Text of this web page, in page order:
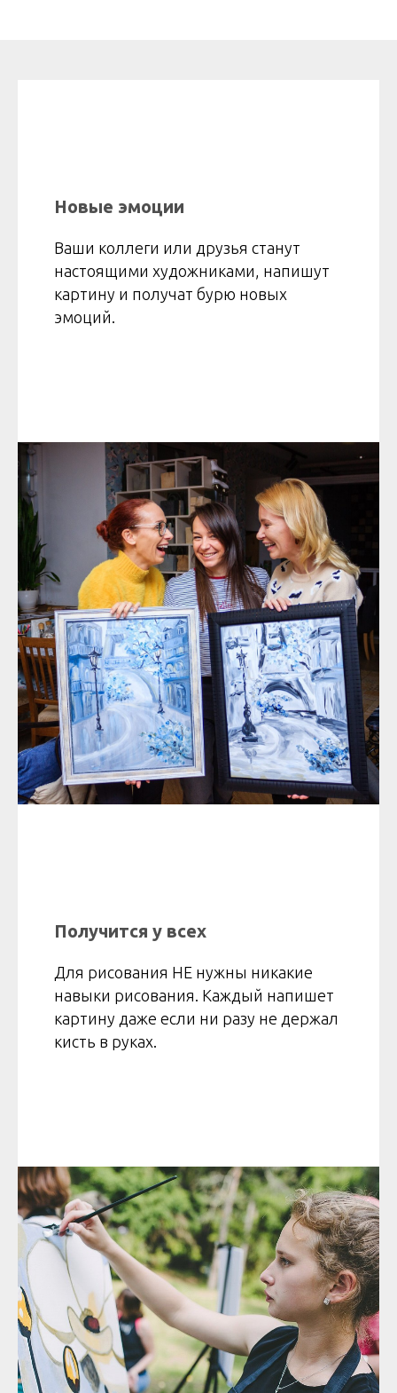
Новые эмоции
Ваши коллеги или друзья станут
настоящими художниками, напишут
картину и получат бурю новых
эмоций.
Получится у всех
Для рисования НЕ нужны никакие
навыки рисования. Каждый напишет
картину даже если ни разу не держал
кисть в руках.